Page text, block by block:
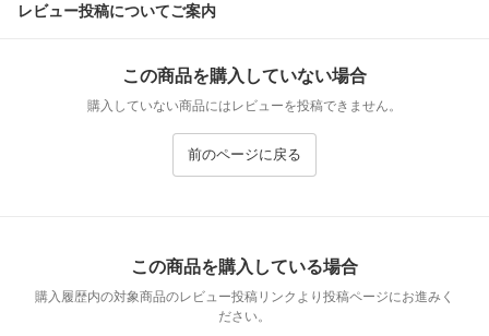
レビュー投稿についてご案内
この商品を購入していない場合
購入していない商品にはレビューを投稿できません。
前のページに戻る
この商品を購入している場合
購入履歴内の対象商品のレビュー投稿リンクより投稿ページにお進みく
ださい。